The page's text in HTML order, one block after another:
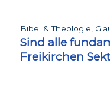
Bibel & Theologie
Sind alle
Freikirchen